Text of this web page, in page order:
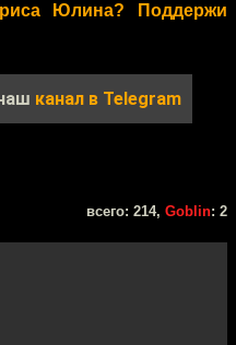
Юлина? Поддержи
канал в Telegram
всего: 214, Goblin: 2